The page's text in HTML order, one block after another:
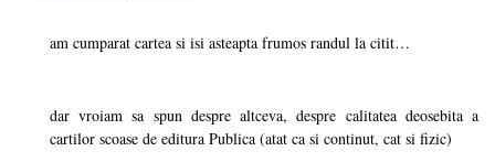
am cumparat cartea si isi asteapta frumos randul la citit…
dar vroiam sa spun despre altceva, despre calitatea deosebita a
cartilor scoase de editura Publica (atat ca si continut, cat si fizic)